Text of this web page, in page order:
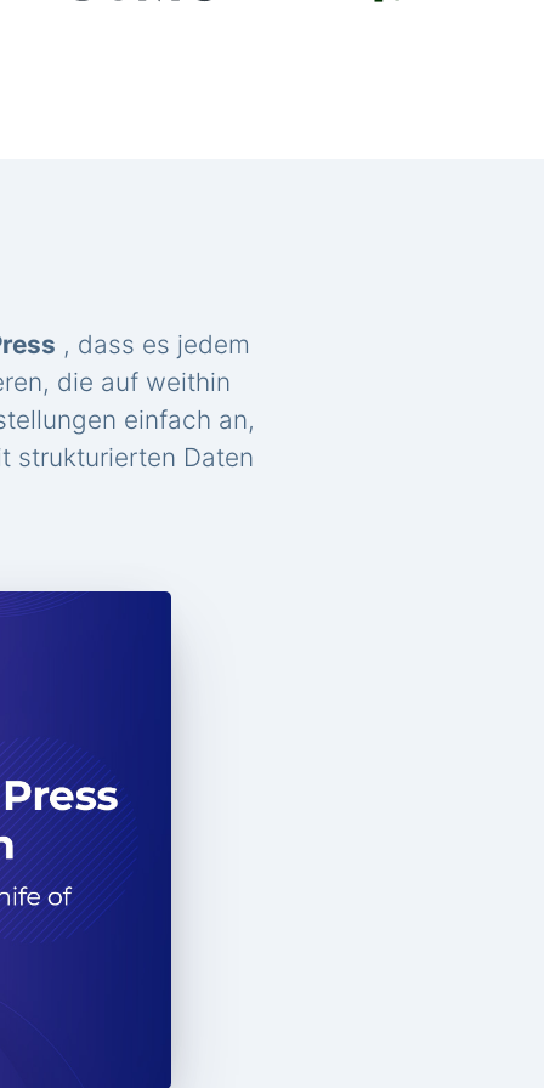
, dass es jedem
die auf weithin
einfach an,
strukturierten Daten